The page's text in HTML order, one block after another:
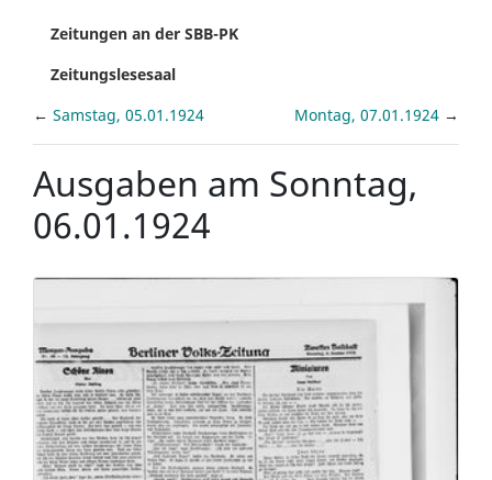
Zeitungen an der SBB-PK
Zeitungslesesaal
← Samstag, 05.01.1924 Montag, 07.01.1924 →
Ausgaben am Sonntag,
06.01.1924